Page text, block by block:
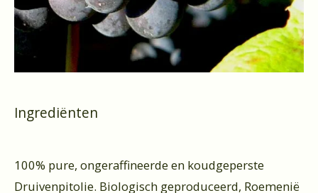
Ingrediënten
100% pure, ongeraffineerde en koudgeperste
Druivenpitolie. Biologisch geproduceerd, Roemenië